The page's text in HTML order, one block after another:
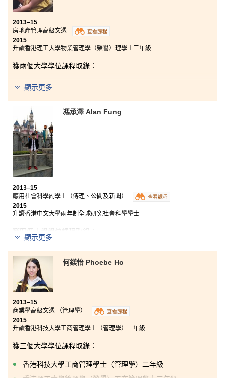
香港城市大學公共政策、管理與政治榮譽社會科學學士二
從課程中學習到的知識，讓我對商業環境有更深入的了
解，也使我對工商管理更有興趣。講師及發展資源中心
助。
2013–15
房地產管理高級文憑
查看課程
2015
升讀香港理工大學物業管理學（榮譽）理學士三年級
獲兩個大學學位課程取錄：
香港理工大學物業管理學（榮譽）理學士三年級
年級
身為由社會重返校園的學生，我十分珍惜能夠重拾書本
的機會。入讀前對房地產管理的認識只屬皮毛，兩年間
卻從多元化的學習模式，進一步了解行業運作的理論與
知識。此外，我善用課餘時間，在兩間大型物業管理公
司實習及兼職，不僅能夠將建築物管理條例及大廈公契
的知識應用在工作上，更令我確定以物業管理作為升學
及就業的目標。衷心感謝書院講師在學業及事業規劃上
給予我的幫助和意見。
顯示更多
馮承澤 Alan Fung
2013–15
應用社會科學副學士（傳理、公關及新聞）
查看課程
2015
升讀香港中文大學兩年制全球研究社會科學學士
獲四個大學學位課程取錄：
香港中文大學兩年制全球研究社會科學學士
香港浸會大學傳理學社會科學學士（榮譽）— 中國新聞主
修三年級
香港理工大學社會政策及行政（榮譽）文學士
香港教育學院全球及環境研究榮譽社會科學學士三年級
兩年的副學士學習生涯，學習到社會科學的基礎及傳理
相關的專科知識，升學時方向更明確。此外，書院又提
加了書院的義工服務團，並獲選為學生大使，提升了領
顯示更多
何鎂怡 Phoebe Ho
2013–15
商業學高級文憑 （管理學）
查看課程
2015
升讀香港科技大學工商管理學士（管理學）二年級
獲三個大學學位課程取錄：
香港科技大學工商管理學士 （管理學）
二年級